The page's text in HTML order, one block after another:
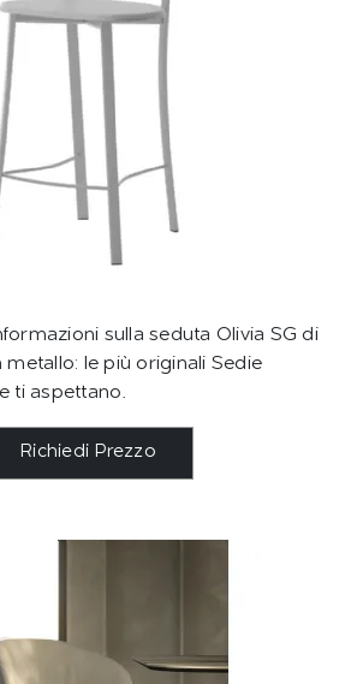
sulla seduta Olivia SG di
metallo: le più originali Sedie
ti aspettano.
Richiedi Prezzo